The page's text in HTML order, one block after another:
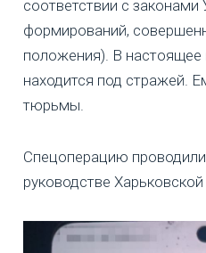
соответствии с
формирований,
положения). В
находится под стражей.
тюрьмы.
Спецоперацию
руководстве